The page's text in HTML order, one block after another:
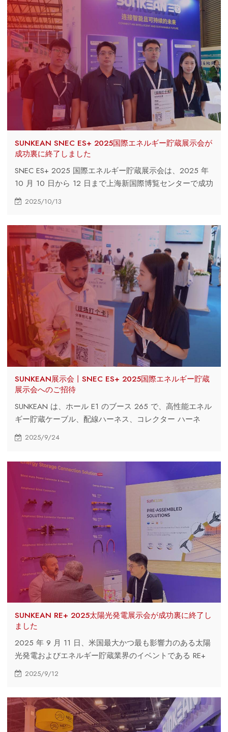
SUNKEAN SNEC ES+ 2025国際エネルギー貯蔵展示会が
成功裏に終了しました
SNEC ES+ 2025 国際エネルギー貯蔵展示会は、2025 年
10 月 10 日から 12 日まで上海新国際博覧センターで成功
裏に終了しました。
2025/10/13
SUNKEAN展示会丨SNEC ES+ 2025国際エネルギー貯蔵
展示会へのご招待
SUNKEAN は、ホール E1 のブース 265 で、高性能エネル
ギー貯蔵ケーブル、配線ハーネス、コレクター ハーネ
ス、フローティング ブラインド メイト コネクタ ソリュ
ーションを展示します。
2025/9/24
SUNKEAN RE+ 2025太陽光発電展示会が成功裏に終了し
ました
2025 年 9 月 11 日、米国最大かつ最も影響力のある太陽
光発電およびエネルギー貯蔵業界のイベントである RE+
がラスベガスで成功裏に終了しました。
2025/9/12